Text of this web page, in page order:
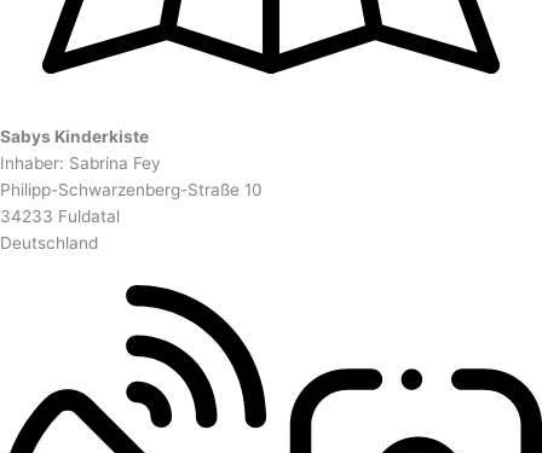
Sabys Kinderkiste
Inhaber: Sabrina Fey
Philipp-Schwarzenberg-Straße 10
34233 Fuldatal
Deutschland